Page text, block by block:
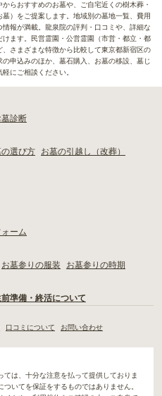
らおすすめのお墓や、ご自宅近くの樹木葬・
）をご提案します。地域別の墓地一覧、費用
報が満載。龍泉院の評判・口コミや、詳細な
ます。民営霊園・公営霊園（市営・都立・都
さまざまな特徴から比較して東京都新宿区の
申込みのほか、墓石購入、お墓の移設、墓じ
にご相談ください。
診断
の選び方
お墓の引越し（改葬）
ーム
お墓参りの服装
お墓参りの時期
準備・終活について
口コミについて お問い合わせ
は、十分な注意を払って提供しておりま
いてを保証をするものではありません。